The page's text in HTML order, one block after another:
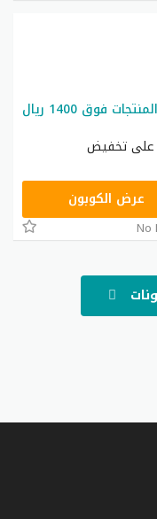
كود خصم شي ان 300 ريال على جميع المنتجات فوق 1400 ريال
على تخفيض
عرض الكوبون
No